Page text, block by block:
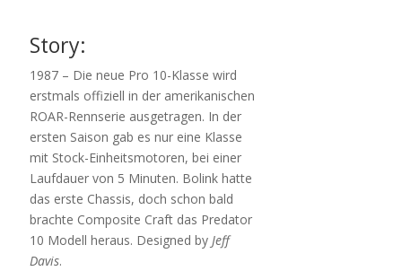
Story:
1987 – Die neue Pro 10-Klasse wird
erstmals offiziell in der amerikanischen
ROAR-Rennserie ausgetragen. In der
ersten Saison gab es nur eine Klasse
mit Stock-Einheitsmotoren, bei einer
Laufdauer von 5 Minuten. Bolink hatte
das erste Chassis, doch schon bald
brachte Composite Craft das Predator
10 Modell heraus. Designed by Jeff
Davis.